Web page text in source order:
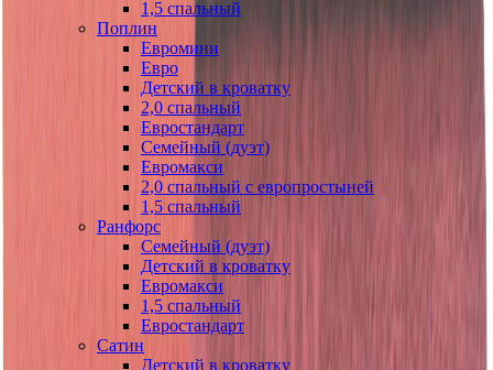
1,5 спальный
Поплин
Евромини
Евро
Детский в кроватку
2,0 спальный
Евростандарт
Семейный (дуэт)
Евромакси
2,0 спальный с европростыней
1,5 спальный
Ранфорс
Семейный (дуэт)
Детский в кроватку
Евромакси
1,5 спальный
Евростандарт
Сатин
Детский в кроватку